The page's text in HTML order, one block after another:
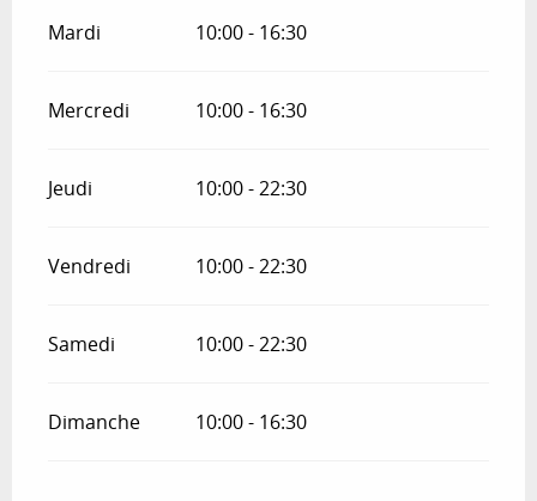
Mardi 10:00 - 16:30
Mercredi 10:00 - 16:30
Jeudi 10:00 - 22:30
Vendredi 10:00 - 22:30
Samedi 10:00 - 22:30
Dimanche 10:00 - 16:30